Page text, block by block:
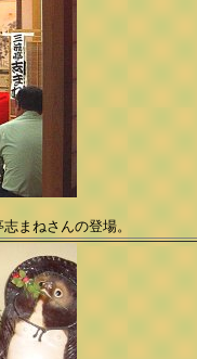
まねさんの登場。